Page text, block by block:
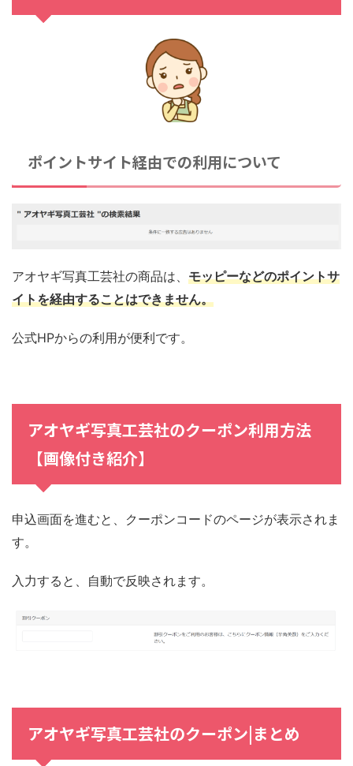
ポイントサイト経由での利用について
アオヤギ写真工芸社の商品は、 モッピーなどのポイントサ
イトを経由することはできません。
公式HPからの利用が便利です。
アオヤギ写真工芸社のクーポン利用方法
【画像付き紹介】
申込画面を進むと、クーポンコードのページが表示されま
す。
入力すると、自動で反映されます。
アオヤギ写真工芸社のクーポン|まとめ